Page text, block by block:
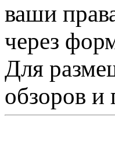
ваши
через
Для
обзоров и